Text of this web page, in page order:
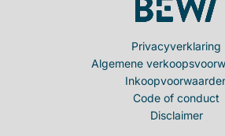
Privacyverklaring
Algemene
Code of conduct
Disclaimer